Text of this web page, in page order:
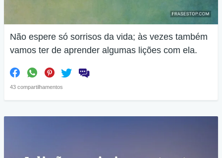
Não espere só sorrisos da vida; às vezes também
vamos ter de aprender algumas lições com ela.
43 compartilhamentos